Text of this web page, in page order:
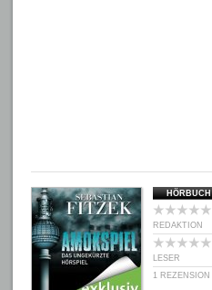
HÖRBUCH
REDAKTION
LESER
1 REZENSION